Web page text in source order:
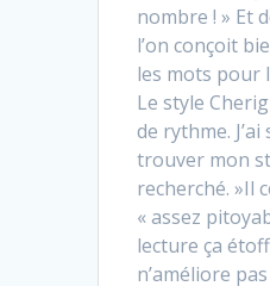
nombre ! » Et
l’on conçoit
les mots pour
Le style
de rythme.
trouver mon
recherché. »Il
« assez
lecture ça
n’améliore